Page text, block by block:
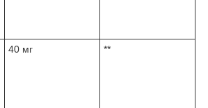
40 мг **